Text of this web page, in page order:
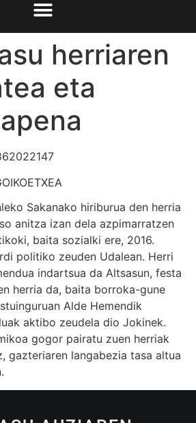
herriaren
eta
Sakanako hiriburua den herria
anitza izan dela azpimarratzen
baita sozialki ere, 2016.
politiko zeuden Udalean. Herri
indartsua da Altsasun, festa
herria da, baita borroka-gune
Alde Hemendik
aktibo zeudela dio Jokinek.
gogor pairatu zuen herriak
gazteriaren langabezia tasa altua